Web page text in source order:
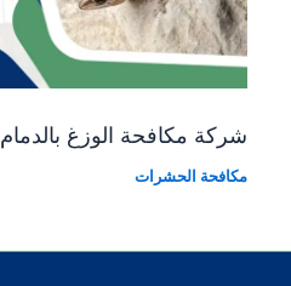
شركة مكافحة الوزغ بالدمام
مكافحة الحشرات